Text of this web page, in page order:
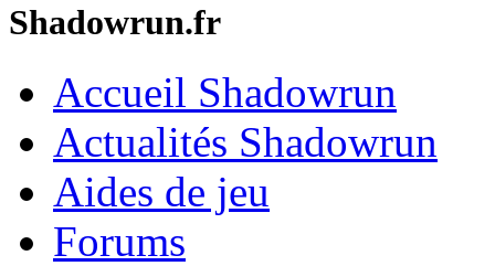
Shadowrun.fr
Accueil Shadowrun
Actualités Shadowrun
Aides de jeu
Forums